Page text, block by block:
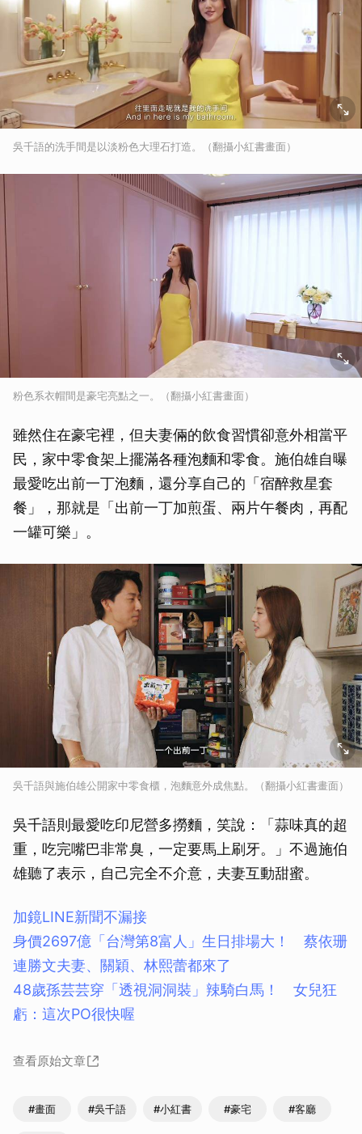
吳千語的洗手間是以淡粉色大理石打造。（翻攝小紅書畫面）
粉色系衣帽間是豪宅亮點之一。（翻攝小紅書畫面）
雖然住在豪宅裡，但夫妻倆的飲食習慣卻意外相當平
民，家中零食架上擺滿各種泡麵和零食。施伯雄自曝
最愛吃出前一丁泡麵，還分享自己的「宿醉救星套
餐」，那就是「出前一丁加煎蛋、兩片午餐肉，再配
一罐可樂」。
吳千語與施伯雄公開家中零食櫃，泡麵意外成焦點。（翻攝小紅書畫面）
吳千語則最愛吃印尼營多撈麵，笑說：「蒜味真的超
重，吃完嘴巴非常臭，一定要馬上刷牙。」不過施伯
雄聽了表示，自己完全不介意，夫妻互動甜蜜。
加鏡LINE新聞不漏接
身價2697億「台灣第8富人」生日排場大！ 蔡依珊
連勝文夫妻、關穎、林熙蕾都來了
48歲孫芸芸穿「透視洞洞裝」辣騎白馬！ 女兒狂
虧：這次PO很快喔
查看原始文章
#畫面 #吳千語 #小紅書 #豪宅 #客廳